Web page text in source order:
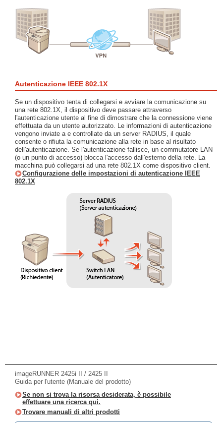
Autenticazione IEEE 802.1X
Se un dispositivo tenta di collegarsi e avviare la comunicazione su
una rete 802.1X, il dispositivo deve passare attraverso
l'autenticazione utente al fine di dimostrare che la connessione viene
effettuata da un utente autorizzato. Le informazioni di autenticazione
vengono inviate a e controllate da un server RADIUS, il quale
consente o rifiuta la comunicazione alla rete in base al risultato
dell'autenticazione. Se l'autenticazione fallisce, un commutatore LAN
(o un punto di accesso) blocca l'accesso dall'esterno della rete. La
macchina può collegarsi ad una rete 802.1X come dispositivo client.
Configurazione delle impostazioni di autenticazione IEEE
802.1X
imageRUNNER 2425i II / 2425 II
Guida per l'utente (Manuale del prodotto)
Se non si trova la risorsa desiderata, è possibile
effettuare una ricerca qui.
Trovare manuali di altri prodotti